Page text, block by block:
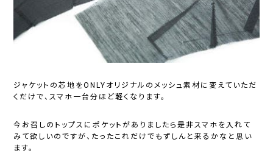
ジャケットの芯地をONLYオリジナルのメッシュ素材に変えていただ
くだけで、スマホ一台分ほど軽くなります。
今お召しのトップスにポケットがありましたら是非スマホを入れて
みて欲しいのですが、たったこれだけでもずしんと来るかなと思い
ます。